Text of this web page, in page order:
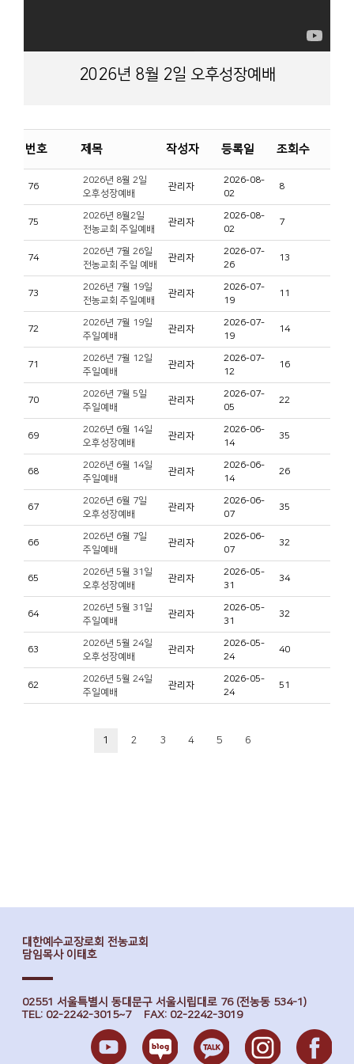
2026년 8월 2일 오후성장예배
번호 제목 작성자 등록일 조회수
76
2026년 8월 2일
오후성장예배
관리자
2026-08-
02
8
75
2026년 8월2일
전농교회 주일예배
관리자
2026-08-
02
7
74
2026년 7월 26일
전농교회 주일 예배
관리자
2026-07-
26
13
73
2026년 7월 19일
전농교회 주일예배
관리자
2026-07-
19
11
72
2026년 7월 19일
주일예배
관리자
2026-07-
19
14
71
2026년 7월 12일
주일예배
관리자
2026-07-
12
16
70
2026년 7월 5일
주일예배
관리자
2026-07-
05
22
69
2026년 6월 14일
오후성장예배
관리자
2026-06-
14
35
68
2026년 6월 14일
주일예배
관리자
2026-06-
14
26
67
2026년 6월 7일
오후성장예배
관리자
2026-06-
07
35
66
2026년 6월 7일
주일예배
관리자
2026-06-
07
32
65
2026년 5월 31일
오후성장예배
관리자
2026-05-
31
34
64
2026년 5월 31일
주일예배
관리자
2026-05-
31
32
63
2026년 5월 24일
오후성장예배
관리자
2026-05-
24
40
62
2026년 5월 24일
주일예배
관리자
2026-05-
24
51
1 2 3 4 5 6
대한예수교장로회 전농교회
담임목사 이태호
02551 서울특별시 동대문구 서울시립대로 76 (전농동 534-1)
TEL: 02-2242-3015~7 FAX: 02-2242-3019